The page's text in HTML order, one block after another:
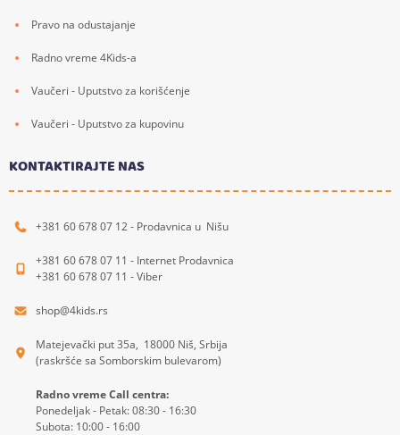
Pravo na odustajanje
Radno vreme 4Kids-a
Vaučeri - Uputstvo za korišćenje
Vaučeri - Uputstvo za kupovinu
KONTAKTIRAJTE NAS
+381 60 678 07 12 - Prodavnica u Nišu
+381 60 678 07 11 - Internet Prodavnica
+381 60 678 07 11 - Viber
shop@4kids.rs
Matejevački put 35a, 18000 Niš, Srbija
(raskršće sa Somborskim bulevarom)
Radno vreme Call centra:
Ponedeljak - Petak: 08:30 - 16:30
Subota: 10:00 - 16:00